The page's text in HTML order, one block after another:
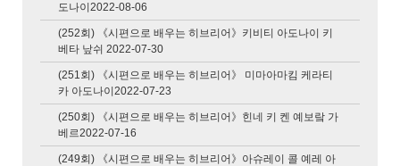
도나이2022-08-06
(252회) 《시편으로 배우는 히브리어》키비티 아도나이 키
베타 낲쉬 2022-07-30
(251회) 《시편으로 배우는 히브리어》 미마아마킴 케라티
카 아도나이2022-07-23
(250회) 《시편으로 배우는 히브리어》힌네 키 켄 예보랔 가
베르2022-07-16
(249회) 《시편으로 배우는 히브리어》아슈레이 콜 예레 아
2026-07-28 (Tue)
2026-07-27 (Mon)
2026-07-26 (Sun)
2026-07-25 (Sat)
2026-07-24 (Fri)